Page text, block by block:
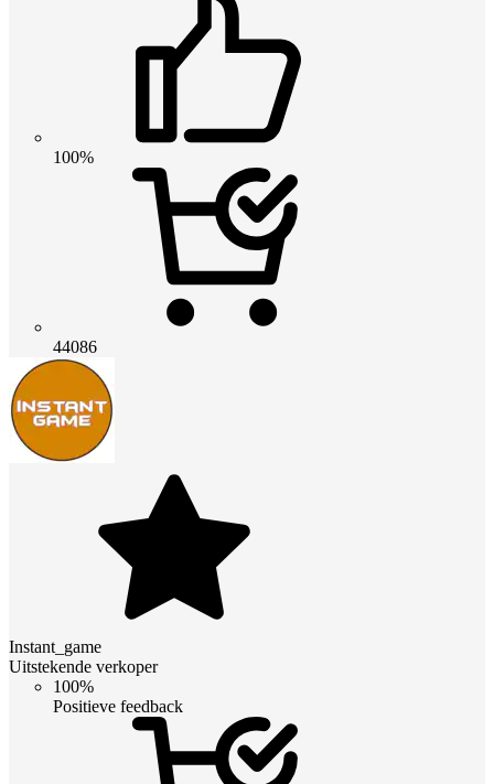
100%
44086
Instant_game
Uitstekende verkoper
100%
Positieve feedback